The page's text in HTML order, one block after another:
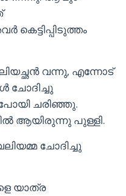
വന്നു, എന്നോട്
ചോദിച്ചു
ചരിഞ്ഞു.
ആയിരുന്നു പുള്ളി.
ചോദിച്ചു
യാത്ര